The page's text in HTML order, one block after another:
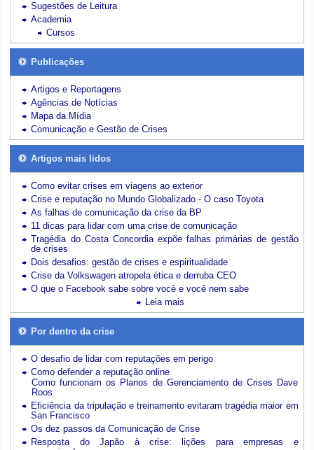
Sugestões de Leitura
Academia
Cursos
Publicações
Artigos e Reportagens
Agências de Notícias
Mapa da Mídia
Comunicação e Gestão de Crises
Artigos mais lidos
Como evitar crises em viagens ao exterior
Crise e reputação no Mundo Globalizado - O caso Toyota
As falhas de comunicação da crise da BP
11 dicas para lidar com uma crise de comunicação
Tragédia do Costa Concordia expõe falhas primárias de gestão
de crises
Dois desafios: gestão de crises e espiritualidade
Crise da Volkswagen atropela ética e derruba CEO
O que o Facebook sabe sobre você e você nem sabe
Leia mais
Por dentro da crise
O desafio de lidar com reputações em perigo
Como defender a reputação online
Como funcionam os Planos de Gerenciamento de Crises Dave
Roos
Eficiência da tripulação e treinamento evitaram tragédia maior em
San Francisco
Os dez passos da Comunicação de Crise
Resposta do Japão à crise: lições para empresas e